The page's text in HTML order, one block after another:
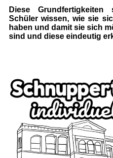
Diese
Schüler wissen, wie sie
haben und damit sie sich
sind und diese eindeutig